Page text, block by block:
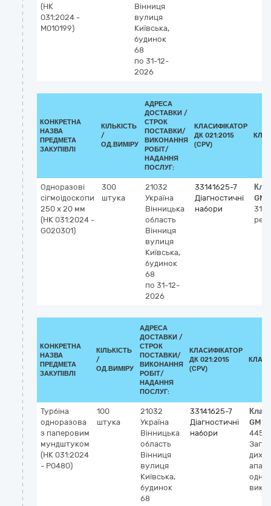
(НК
031:2024 -
M010199)
Вінниця
вулиця
Київська,
будинок
68
по 31-12-
2026
КОНКРЕТНА
НАЗВА
ПРЕДМЕТА
ЗАКУПІВЛІ
КІЛЬКІСТЬ
/
ОД.ВИМІРУ
АДРЕСА
ДОСТАВКИ /
СТРОК
ПОСТАВКИ/
ВИКОНАННЯ
РОБІТ/
НАДАННЯ
ПОСЛУГ:
КЛАСИФІКАТОР
ДК 021:2015
(CPV)
Одноразові
сігмоідоскопи
250 х 20 мм
(НК 031:2024 -
G020301)
300
штука
21032
Україна
Вінницька
область
Вінниця
вулиця
Київська,
будинок
68
по 31-12-
2026
33141625-7
Діагностичні
набори
КОНКРЕТНА
НАЗВА
ПРЕДМЕТА
ЗАКУПІВЛІ
КІЛЬКІСТЬ
/
ОД.ВИМІРУ
АДРЕСА
ДОСТАВКИ /
СТРОК
ПОСТАВКИ/
ВИКОНАННЯ
РОБІТ/
НАДАННЯ
ПОСЛУГ:
КЛАСИФІКАТОР
ДК 021:2015
(CPV)
Турбіна
одноразова
з паперовим
мундштуком
(НК 031:2024
- P0480)
100
штука
21032
Україна
Вінницька
область
Вінниця
вулиця
Київська,
будинок
68
33141625-7
Діагностичні
набори